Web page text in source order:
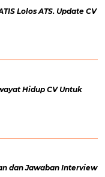
Lolos ATS. Update CV
Hidup CV Untuk
dan Jawaban Interview